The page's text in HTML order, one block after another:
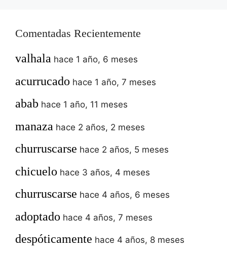
Comentadas Recientemente
valhala hace 1 año, 6 meses
acurrucado hace 1 año, 7 meses
abab hace 1 año, 11 meses
manaza hace 2 años, 2 meses
churruscarse hace 2 años, 5 meses
chicuelo hace 3 años, 4 meses
churruscarse hace 4 años, 6 meses
adoptado hace 4 años, 7 meses
despóticamente hace 4 años, 8 meses